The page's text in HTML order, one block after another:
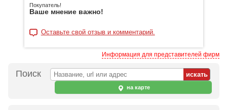
Покупатель!
Ваше мнение важно!
Оставьте свой отзыв и комментарий.
Информация для представителей фирм
Поиск
на карте